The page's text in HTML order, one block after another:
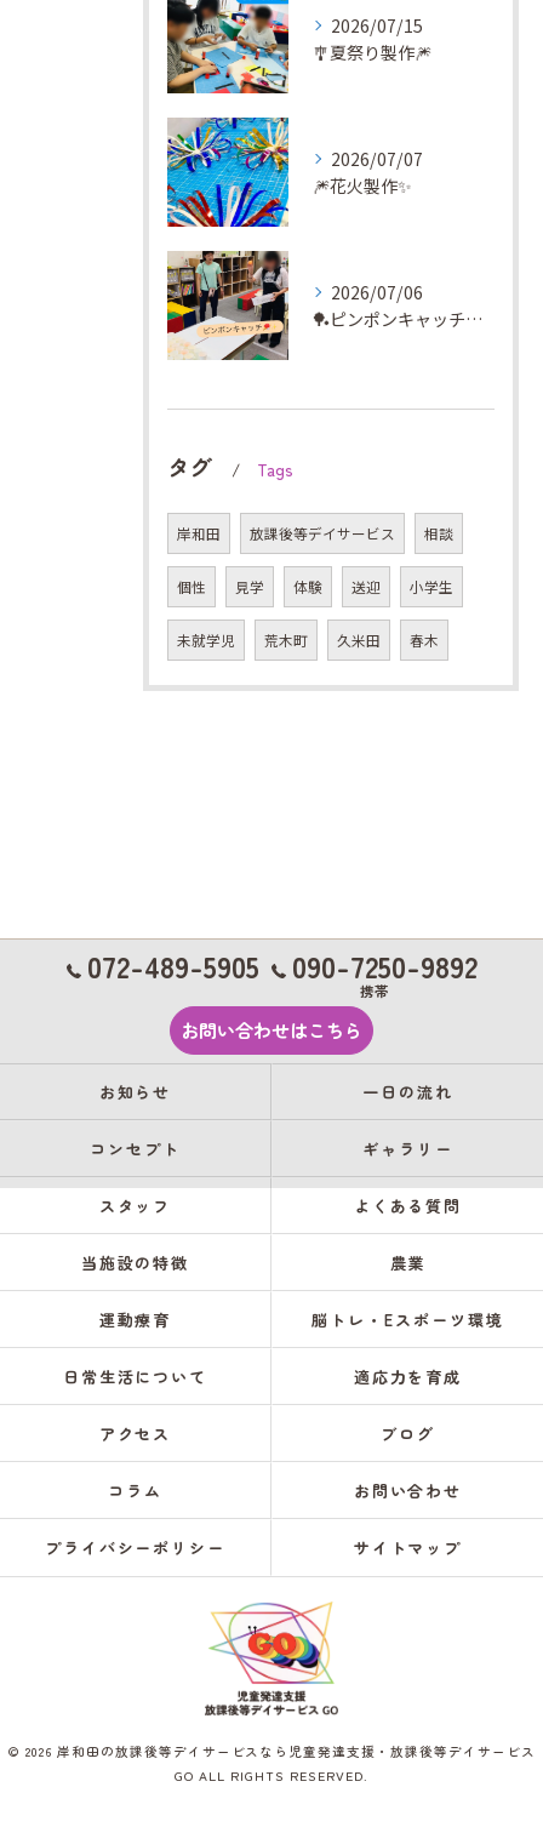
2026/07/15
🎐夏祭り製作🎆
2026/07/07
🎆花火製作✨
2026/07/06
🏓ピンポンキャッチに挑戦✨
タグ Tags
岸和田 放課後等デイサービス 相談
個性 見学 体験 送迎 小学生
未就学児 荒木町 久米田 春木
072-489-5905 090-7250-9892
携帯
お問い合わせはこちら
お知らせ 一日の流れ
コンセプト ギャラリー
スタッフ よくある質問
当施設の特徴 農業
運動療育 脳トレ・Eスポーツ環境
日常生活について 適応力を育成
アクセス ブログ
コラム お問い合わせ
プライバシーポリシー サイトマップ
© 2026 岸和田の放課後等デイサービスなら児童発達支援・放課後等デイサービス
GO ALL RIGHTS RESERVED.